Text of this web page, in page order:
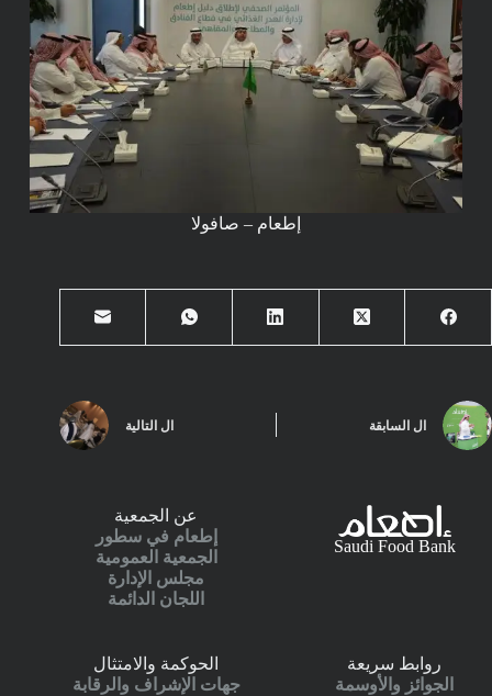
إطعام – صافولا
ال السابقة ال التالية
Saudi Food Bank
عن الجمعية
إطعام في سطور
الجمعية العمومية
مجلس الإدارة
اللجان الدائمة
روابط سريعة
الجوائز والأوسمة
الحوكمة والامتثال
جهات الإشراف والرقابة